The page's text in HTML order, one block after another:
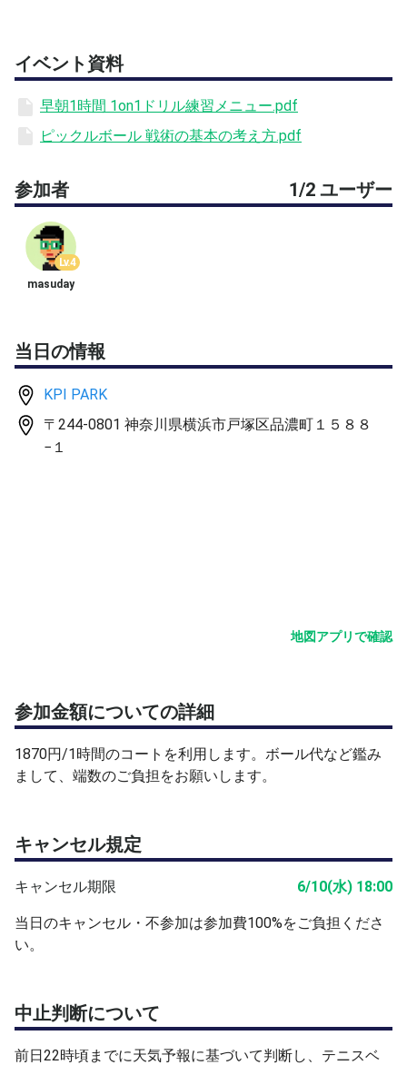
テニスベアで初めて練習会を主催させていただきます。進
に見ていただけますと幸いです！
テニスベアLv.4〜（DUPR 3.0〜）、ピックルボールの一連
の各ショットの違い・打ち方・使い方を理解している方を
募集します。主催者はLv.4（DUPR 3.2）です。格上の方、
胸を貸していただける方大歓迎です！
深いサーブからサードショット・ドロップを沈めてキッチ
スキルを一緒に磨きたい方。
反復ドリルに楽しく真剣にお付き合いいただける方をお待
ちしています！
※練習メニューの詳細と考え方は、イベント資料に添付の
PDFファイルをご覧ください。
・早朝1時間 1on1ドリル練習メニュー.pdf
・ピックルボール 戦術の基本の考え方.pdf
場所：KPI PARK（コート番号は当日までにチャットでお
知らせします）
集合：直接コートへお越しください。時間の有効活用のた
め、開始時間までにストレッチなどの準備は済ませておく
ようにお願いします。
必須品：パドル・シューズ・ウェア・眼鏡/アイガード
個人的に声をかけていたりもしますため、参加申請してい
ただいた時点で埋まってしまっていた際には恐れ入ります
が、申請却下させていただくことがある点、ご了承くださ
イベント資料
早朝1時間 1on1ドリル練習メニュー.pdf
ピックルボール 戦術の基本の考え方.pdf
参加者 1/2 ユーザー
Lv.4
masuday
当日の情報
KPI PARK
〒244-0801 神奈川県横浜市戸塚区品濃町１５８８
−１
地図アプリで確認
参加金額についての詳細
1870円/1時間のコートを利用します。ボール代など鑑み
まして、端数のご負担をお願いします。
キャンセル規定
キャンセル期限 6/10(水) 18:00
当日のキャンセル・不参加は参加費100%をご負担くださ
い。
中止判断について
前日22時頃までに天気予報に基づいて判断し、テニスベ